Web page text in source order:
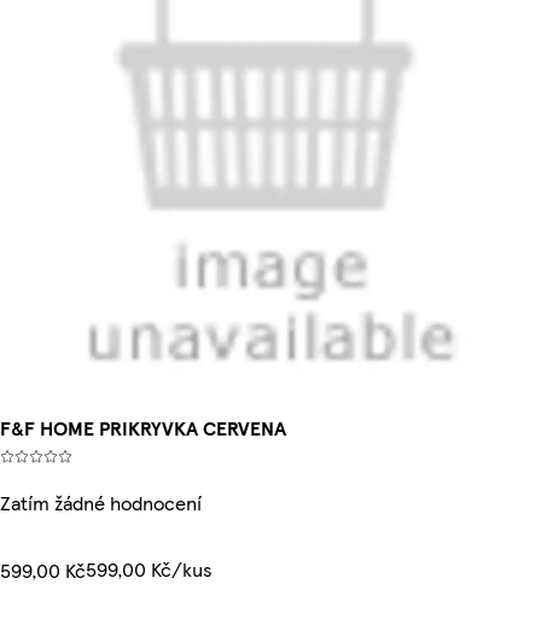
F&F HOME PRIKRYVKA CERVENA
Zatím žádné hodnocení
599,00 Kč599,00 Kč/kus